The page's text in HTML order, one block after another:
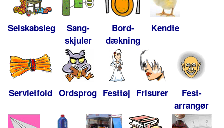
Selskabsleg
Sang-
skjuler
Bord-
dækning
Kendte
Servietfold Ordsprog Festtøj Frisurer
Fest-
arrangør